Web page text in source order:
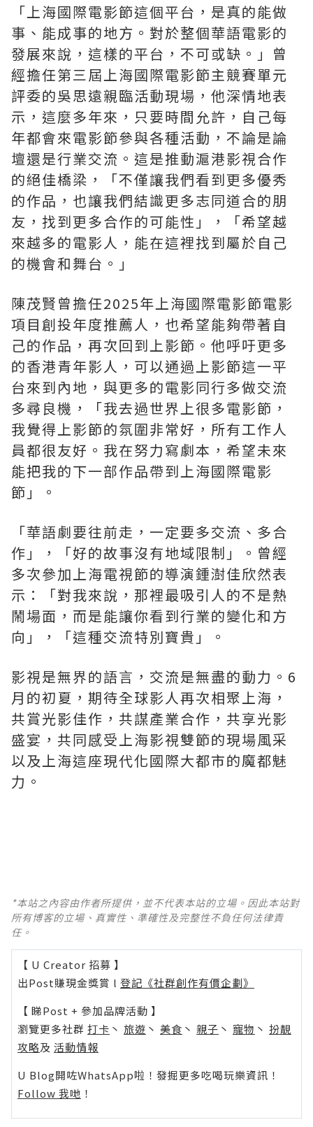
「 上海國際電影節這個平台，是真的能做
事、能成事的地方。對於整個華語電影的
發展來說，這樣的平台，不可或缺。 」 曾
經擔任第三屆上海國際電影節主競賽單元
評委的吳思遠親臨活動現場，他深情地表
示，這麼多年來，只要時間允許，自己每
年都會來電影節參與各種活動，不論是論
壇還是行業交流。這是推動滬港影視合作
的絕佳橋梁，
「不僅讓我們看到更多優秀
的作品，也讓我們結識更多志同道合的朋
友，找到更多合作的可能性 」 ， 「希望越
來越多的電影人，能在這裡找到屬於自己
的機會和舞台。 」
陳茂賢曾擔任2025年上海國際電影節電影
項目創投年度推薦人，也希望能夠帶著自
己的作品，再次回到上影節。他呼吁更多
的香港青年影人，可以通過上影節這一平
台來到內地，與更多的電影同行多做交流
多尋良機，「我去過世界上很多電影節，
我覺得上影節的氛圍非常好，所有工作人
員都很友好。我在努力寫劇本，希望未來
能把我的下一部作品帶到上海國際電影
節」。
「華語劇要往前走，一定要多交流、多合
作 」 ， 「好的故事沒有地域限制 」
。曾經
多次參加上海電視節的導演鍾澍佳欣然表
示：
「對我來說，那裡最吸引人的不是熱
鬧場面，而是能讓你看到行業的變化和方
向 」 ， 「這種交流特別寶貴 」
。
影視是無界的語言，交流是無盡的動力。 6
月的初夏，期待全球影人再次相聚上海，
共賞光影佳作，共謀產業合作，共享光影
盛宴，共同感受上海影視雙節的現場風采
以及上海這座現代化國際大都市的魔都魅
力。
*本站之內容由作者所提供，並不代表本站的立場。因此本站對
所有博客的立場、真實性、準確性及完整性不負任何法律責
任。
【 U Creator 招募 】
出Post賺現金獎賞 l 登記《社群創作有價企劃》
【 睇Post + 參加品牌活動 】
瀏覽更多社群 打卡 丶 旅遊 丶 美食 丶 親子 丶 寵物 丶 扮靚
攻略及 活動情報
U Blog開咗WhatsApp啦！發掘更多吃喝玩樂資訊！
Follow 我哋 ！